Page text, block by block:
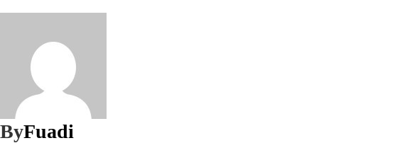
ByFuadi